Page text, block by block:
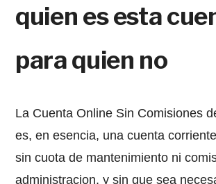
quien es esta
para quien no
La Cuenta Online Sin Comisiones
es, en esencia, una cuenta
sin cuota de mantenimiento ni
administracion, y sin que sea